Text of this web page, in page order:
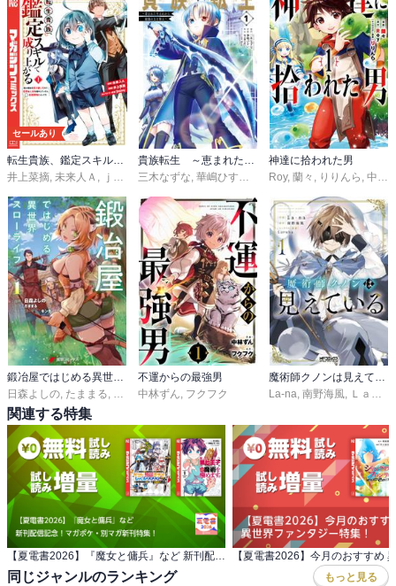
セールあり
転生貴族、鑑定スキルで成り上がる ～弱小領地を受け継いだので、優秀な人材を増やしていたら、最強領地になってた～
井上菜摘, 未来人Ａ , ｊｉｍｍｙ
貴族転生 ～恵まれた生まれから最強の力を得る～
三木なずな, 華嶋ひすい kyo,栗元健太郎
神達に拾われた男
Roy, 蘭々 , りりんら , 中村基
日森よしの たままる キンタ
不運からの最強男
中林ずん フクフク
La-na 南野海風 Ｌａｒｕｈａ
関連する特集
同じジャンルのランキング もっと見る